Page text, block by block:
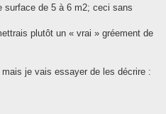
surface de 5 à 6 m2; ceci sans
plutôt un « vrai » gréement de
je vais essayer de les décrire :